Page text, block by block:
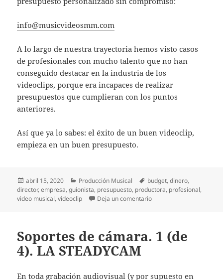
info@musicvideosmm.com
A lo largo de nuestra trayectoria hemos visto casos
de profesionales con mucho talento que no han
conseguido destacar en la industria de los
videoclips, porque era incapaces de realizar
presupuestos que cumplieran con los puntos
anteriores.
Así que ya lo sabes: el éxito de un buen videoclip,
empieza en un buen presupuesto.
Publicado
el
abril 15, 2020 Categorías
Producción Musical Etiquetas
budget,dinero,
director,empresa,guionista, presupuesto, productora, profesional,
video musical,videoclip Deja un comentarioen Como se realiza un
Soportes de cámara. 1 (de
4). LA STEADYCAM
En toda grabación audiovisual (y por supuesto en